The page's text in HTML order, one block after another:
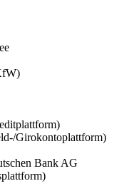
Girokontoplattform)
Bank AG